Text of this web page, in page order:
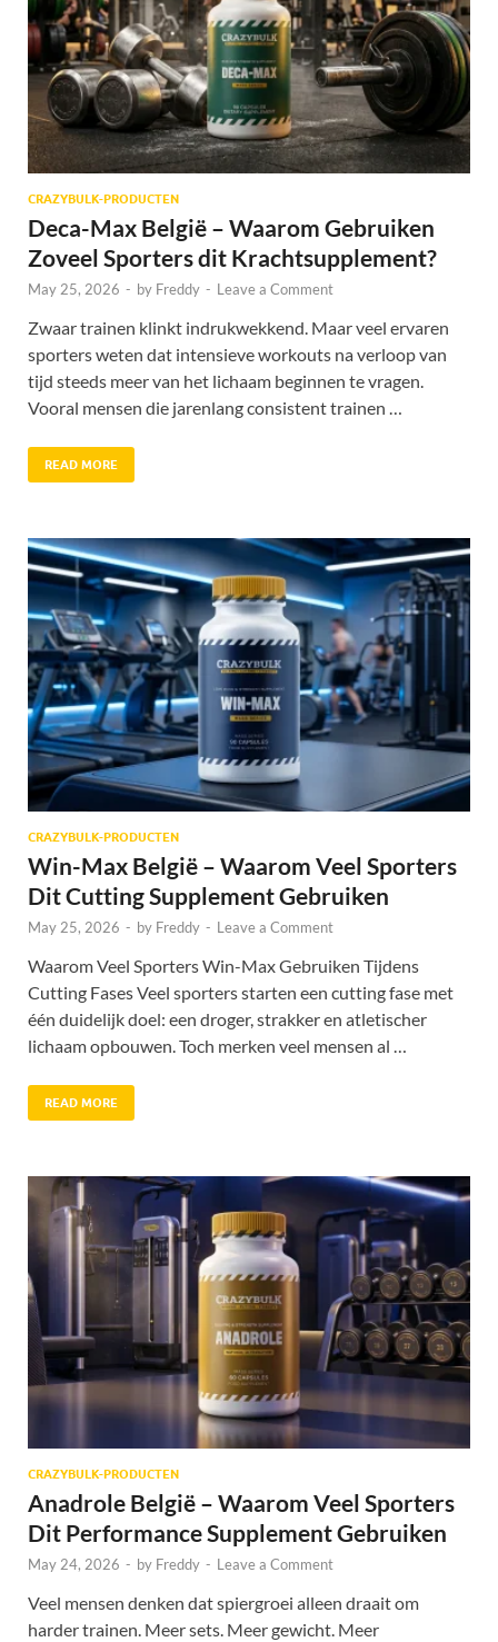
CRAZYBULK-PRODUCTEN
Deca-Max België – Waarom Gebruiken
Zoveel Sporters dit Krachtsupplement?
May 25, 2026 - by Freddy - Leave a Comment
Zwaar trainen klinkt indrukwekkend. Maar veel ervaren
sporters weten dat intensieve workouts na verloop van
tijd steeds meer van het lichaam beginnen te vragen.
Vooral mensen die jarenlang consistent trainen …
READ MORE
CRAZYBULK-PRODUCTEN
Win-Max België – Waarom Veel Sporters
Dit Cutting Supplement Gebruiken
May 25, 2026 - by Freddy - Leave a Comment
Waarom Veel Sporters Win-Max Gebruiken Tijdens
Cutting Fases Veel sporters starten een cutting fase met
één duidelijk doel: een droger, strakker en atletischer
lichaam opbouwen. Toch merken veel mensen al …
READ MORE
CRAZYBULK-PRODUCTEN
Anadrole België – Waarom Veel Sporters
Dit Performance Supplement Gebruiken
May 24, 2026 - by Freddy - Leave a Comment
Veel mensen denken dat spiergroei alleen draait om
harder trainen. Meer sets. Meer gewicht. Meer